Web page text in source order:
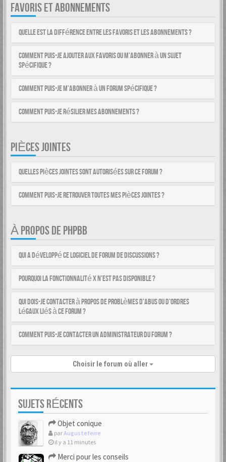
FAVORIS ET ABONNEMENTS
Quelle est la différence entre les favoris et les abonnements ?
Comment puis-je ajouter aux favoris ou m’abonner à un sujet
spécifique ?
Comment puis-je m’abonner à un forum spécifique ?
Comment puis-je résilier mes abonnements ?
PIÈCES JOINTES
Quelles pièces jointes sont autorisées sur ce forum ?
Comment puis-je retrouver toutes mes pièces jointes ?
À PROPOS DE PHPBB
Qui a développé ce logiciel de forum de discussions ?
Pourquoi la fonctionnalité X n’est pas disponible ?
Qui dois-je contacter à propos de problèmes d’abus ou d’ordres
légaux liés à ce forum ?
Comment puis-je contacter un administrateur du forum ?
Choisir le forum où aller
SUJETS RÉCENTS
Objet conique
parAugusteferre
il y a 11 minutes
Merci pour les conseils